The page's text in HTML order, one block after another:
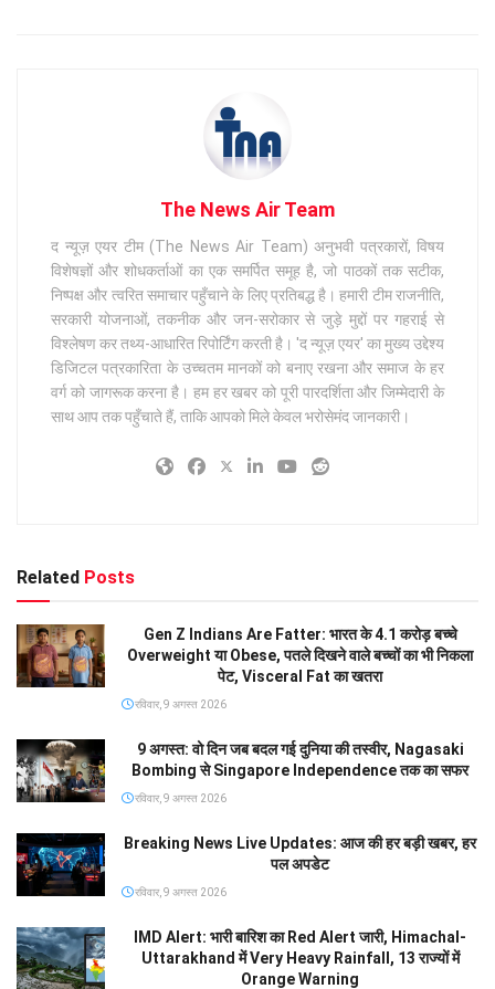
The News Air Team
द न्यूज़ एयर टीम (The News Air Team) अनुभवी पत्रकारों, विषय
विशेषज्ञों और शोधकर्ताओं का एक समर्पित समूह है, जो पाठकों तक सटीक,
निष्पक्ष और त्वरित समाचार पहुँचाने के लिए प्रतिबद्ध है। हमारी टीम राजनीति,
सरकारी योजनाओं, तकनीक और जन-सरोकार से जुड़े मुद्दों पर गहराई से
विश्लेषण कर तथ्य-आधारित रिपोर्टिंग करती है। 'द न्यूज़ एयर' का मुख्य उद्देश्य
डिजिटल पत्रकारिता के उच्चतम मानकों को बनाए रखना और समाज के हर
वर्ग को जागरूक करना है। हम हर खबर को पूरी पारदर्शिता और जिम्मेदारी के
साथ आप तक पहुँचाते हैं, ताकि आपको मिले केवल भरोसेमंद जानकारी।
Related Posts
Gen Z Indians Are Fatter: भारत के 4.1 करोड़ बच्चे
Overweight या Obese, पतले दिखने वाले बच्चों का भी निकला
पेट, Visceral Fat का खतरा
रविवार, 9 अगस्त 2026
9 अगस्त: वो दिन जब बदल गई दुनिया की तस्वीर, Nagasaki
Bombing से Singapore Independence तक का सफर
रविवार, 9 अगस्त 2026
Breaking News Live Updates: आज की हर बड़ी खबर, हर
पल अपडेट
रविवार, 9 अगस्त 2026
IMD Alert: भारी बारिश का Red Alert जारी, Himachal-
Uttarakhand में Very Heavy Rainfall, 13 राज्यों में
Orange Warning